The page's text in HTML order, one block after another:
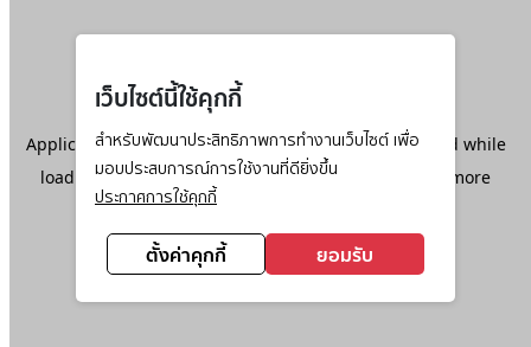
เว็บไซต์นี้ใช้คุกกี้
สำหรับพัฒนาประสิทธิภาพการทำงานเว็บไซต์ เพื่อ
มอบประสบการณ์การใช้งานที่ดียิ่งขึ้น
ประกาศการใช้คุกกี้
ตั้งค่าคุกกี้ ยอมรับ
Application error: aclient-side exception has occurred while
loadingwww.ktc.co.th(see the browser console
for more
information).